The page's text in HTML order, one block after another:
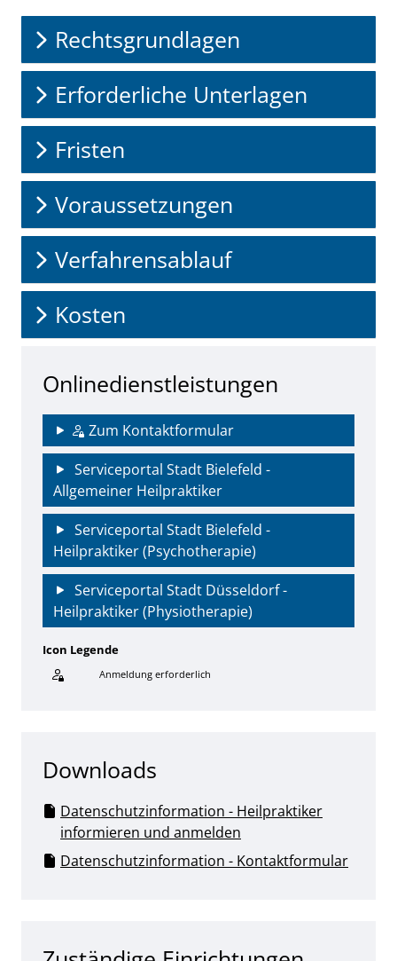
Rechtsgrundlagen
Erforderliche Unterlagen
Fristen
Voraussetzungen
Verfahrensablauf
Kosten
Onlinedienstleistungen
Zum Kontaktformular
Serviceportal Stadt Bielefeld -
Allgemeiner Heilpraktiker
Serviceportal Stadt Bielefeld -
Heilpraktiker (Psychotherapie)
Serviceportal Stadt Düsseldorf -
Heilpraktiker (Physiotherapie)
Icon Legende
Anmeldung erforderlich
Downloads
Datenschutzinformation - Heilpraktiker
informieren und anmelden
Datenschutzinformation - Kontaktformular